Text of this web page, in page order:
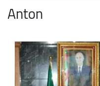
Anton